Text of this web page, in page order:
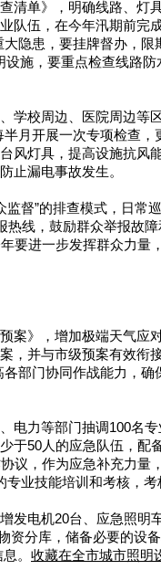
清单》，明确线路、灯
队伍，在今年汛期前完
隐患，要挂牌督办，
施，要重点检查线路
学校周边、医院周边等
月开展一次专项检查，
风灯具，提高设施抗风
止漏电事故发生。
督”的排查模式，日常
线，鼓励群众举报故
要进一步发挥群众力量
案》，增加极端天气应
并与市级预案有效衔
部门协同作战能力，
电力等部门抽调100名
于50人的应急队伍，配
议，作为应急补充力量
业技能培训和考核，考
发电机20台、应急照明
资分库，储备必要的设
。 收藏在全市城市照明